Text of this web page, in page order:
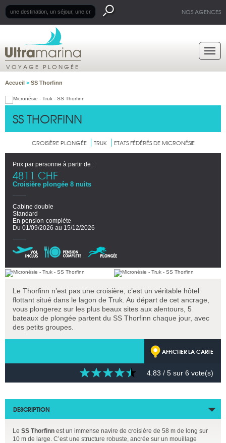
NOS AGENCES
VOYAGE PLONGÉE
Accueil > SS Thorfinn
SS THORFINN
CROISIÈRE PLONGÉE TRUK ETATS FÉDÉRÉS DE MICRONÉSIE
Prix par personne à partir de :
4811 CHF
Croisière plongée 8 nuits
Cabine double
Standard
En pension-complète
Du 01/09/2026 au 15/12/2026
Le Thorfinn n’est pas une croisière, c’est un véritable hôtel
flottant situé dans le lagon de Truk. Au départ de cet ancrage,
vous plongerez sur les plus beaux sites aux alentours, 5
bateaux de plongée partent du SS Thorfinn chaque jour, avec
des petits groupes.
AFFICHER LA CARTE
4.83 / 5 sur 6 vote(s)
DESCRIPTION
Le SS Thorfinn est un immense navire de croisière de 58 m de long sur
10 m de large. C’est une structure robuste, ancrée sur un mouillage